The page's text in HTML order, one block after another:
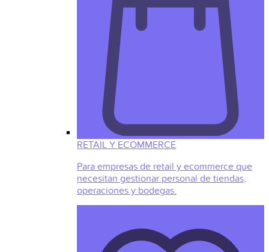
RETAIL Y ECOMMERCE
Para empresas de retail y ecommerce que
necesitan gestionar personal de tiendas,
operaciones y bodegas.